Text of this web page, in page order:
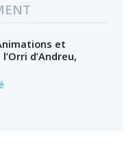
et
d’Andreu,